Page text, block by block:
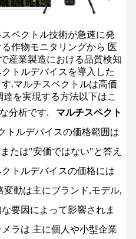
ペクトル技術が急速に発
作物モニタリングから 医
産業製造における品質検知
トルデバイスを導入した
.マルチスペクトルは高価
を実現する方法以下はこ
分析です.
マルチスペクト
トルデバイスの価格範囲は
たは"安価ではない"と答え
トルデバイスの価格には
動は主にブランド,モデル,
要因によって影響されま
ラは 主に個人や小型企業